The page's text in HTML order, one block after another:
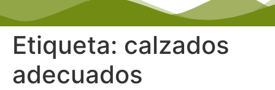
Etiqueta: calzados
adecuados